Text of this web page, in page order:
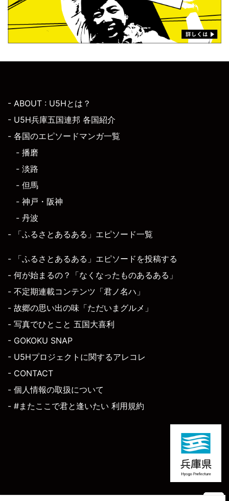
- ABOUT : U5Hとは？
- U5H兵庫五国連邦 各国紹介
- 各国のエピソードマンガ一覧
- 播磨
- 淡路
- 但馬
- 神戸・阪神
- 丹波
- 「ふるさとあるある」エピソード一覧
- 「ふるさとあるある」エピソードを投稿する
- 何が始まるの？「なくなったものあるある」
- 不定期連載コンテンツ「君ノ名ハ」
- 故郷の思い出の味「ただいまグルメ」
- 写真でひとこと 五国大喜利
- GOKOKU SNAP
- U5Hプロジェクトに関するアレコレ
- CONTACT
- 個人情報の取扱について
- #またここで君と逢いたい 利用規約